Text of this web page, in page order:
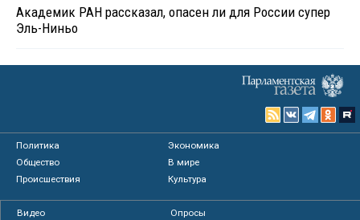
Академик РАН рассказал, опасен ли для России супер
Эль-Ниньо
Политика
Экономика
Общество
В мире
Происшествия
Культура
Видео
Опросы